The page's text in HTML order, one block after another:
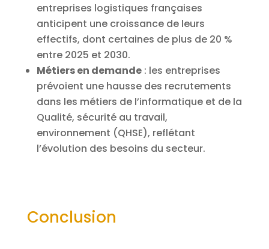
entreprises logistiques françaises
anticipent une croissance de leurs
effectifs, dont certaines de plus de 20 %
entre 2025 et 2030.
Métiers en demande: les entreprises
prévoient une hausse des recrutements
dans les métiers de l’informatique et de la
Qualité, sécurité au travail,
environnement (QHSE), reflétant
l’évolution des besoins du secteur.
Conclusion